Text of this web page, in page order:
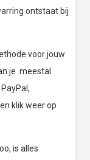
ontstaat bij
voor jouw
je meestal
klik weer op
is alles